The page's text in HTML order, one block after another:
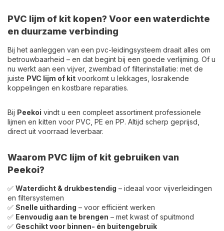
PVC lijm of kit kopen? Voor een waterdichte
en duurzame verbinding
Bij het aanleggen van een pvc-leidingsysteem draait alles om
betrouwbaarheid – en dat begint bij een goede verlijming. Of u
nu werkt aan een vijver, zwembad of filterinstallatie: met de
juiste PVC lijm of kit voorkomt u lekkages, losrakende
koppelingen en kostbare reparaties.
Bij Peekoi vindt u een compleet assortiment professionele
lijmen en kitten voor PVC, PE en PP. Altijd scherp geprijsd,
direct uit voorraad leverbaar.
Waarom PVC lijm of kit gebruiken van
Peekoi?
✅ Waterdicht & drukbestendig – ideaal voor vijverleidingen
en filtersystemen
✅ Snelle uitharding – voor efficiënt werken
✅ Eenvoudig aan te brengen – met kwast of spuitmond
✅ Geschikt voor binnen- én buitengebruik